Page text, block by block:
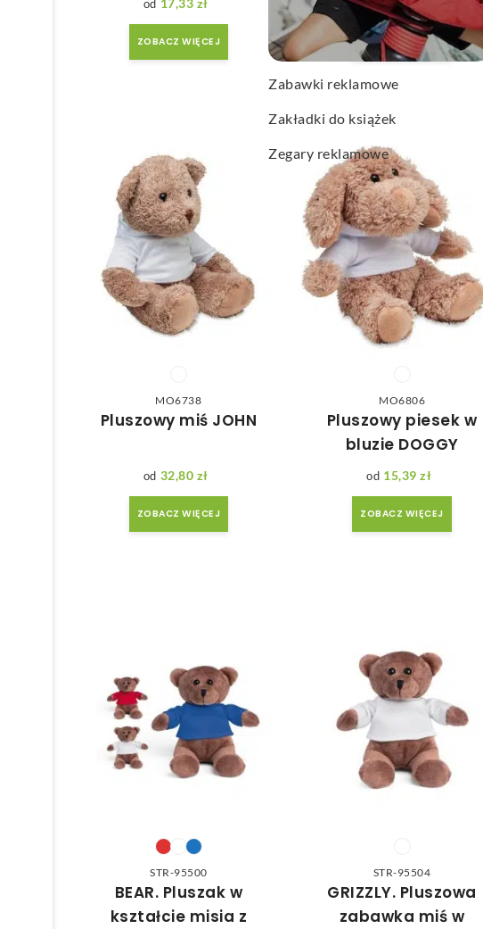
Wachlarze reklamowe
Wagi kuchenne
Zabawki reklamowe
Zakładki do książek
Zegary reklamowe
17,33 zł
ZOBACZ WIĘCEJ
15,39zł
ZOBACZ WIĘCEJ
MO6738
Pluszowy miś JOHN
32,80 zł
ZOBACZ WIĘCEJ
MO6806
Pluszowy piesek w
bluzie DOGGY
15,39zł
ZOBACZ WIĘCEJ
STR-95500
BEAR. Pluszak w
kształcie misia z
STR-95504
GRIZZLY. Pluszowa
zabawka miś w